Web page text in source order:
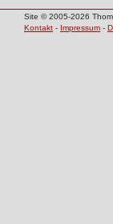
Site © 2005-2026
Kontakt - Impressum -